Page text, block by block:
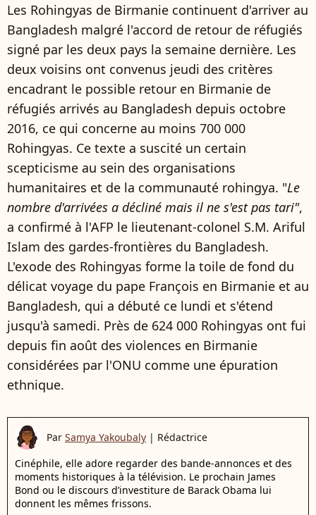
Les Rohingyas de Birmanie continuent d'arriver au
Bangladesh malgré l'accord de retour de réfugiés
signé par les deux pays la semaine dernière. Les
deux voisins ont convenus jeudi des critères
encadrant le possible retour en Birmanie de
réfugiés arrivés au Bangladesh depuis octobre
2016, ce qui concerne au moins 700 000
Rohingyas. Ce texte a suscité un certain
scepticisme au sein des organisations
humanitaires et de la communauté rohingya. "Le
nombre d'arrivées a décliné mais il ne s'est pas tari",
a confirmé à l'AFP le lieutenant-colonel S.M. Ariful
Islam des gardes-frontières du Bangladesh.
L'exode des Rohingyas forme la toile de fond du
délicat voyage du pape François en Birmanie et au
Bangladesh, qui a débuté ce lundi et s'étend
jusqu'à samedi. Près de 624 000 Rohingyas ont fui
depuis fin août des violences en Birmanie
considérées par l'ONU comme une épuration
ethnique.
Par Samya Yakoubaly | Rédactrice
Cinéphile, elle adore regarder des bande-annonces et des
moments historiques à la télévision. Le prochain James
Bond ou le discours d’investiture de Barack Obama lui
donnent les mêmes frissons.